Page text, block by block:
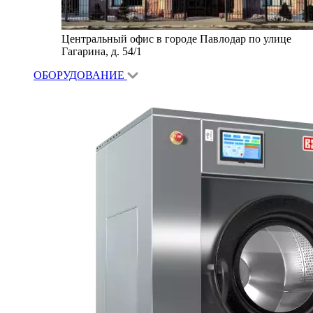
Центральный офис в городе Павлодар по улице
Гагарина, д. 54/1
ОБОРУДОВАНИЕ